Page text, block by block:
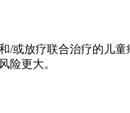
/或放疗联合治疗的儿童
险更大。